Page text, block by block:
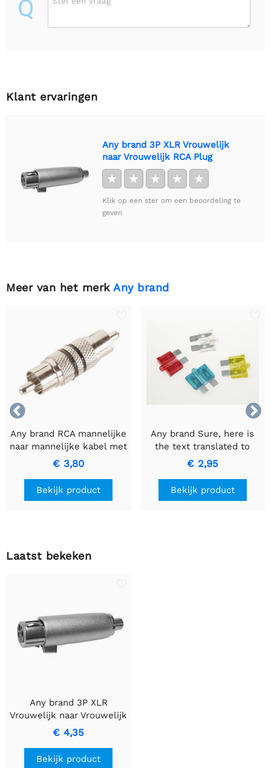
Q
Klant ervaringen
Any brand 3P XLR Vrouwelijk
naar Vrouwelijk RCA Plug
★ ★ ★ ★ ★
Klik op een ster om een beoordeling te
geven
Meer van het merk Any brand


Any brand RCA mannelijke
naar mannelijke kabel met
zwarte ring voor
hoogwaardige
signaaloverdracht
€ 3,80
Bekijk product
Any brand Sure, here is
the text translated to
Dutch while keeping it
informal: AUTOZEKERING
MET CONTROLELAMPJE -
15A Blauwe Zekering.
€ 2,95
Bekijk product
Laatst bekeken
Any brand 3P XLR
Vrouwelijk naar Vrouwelijk
RCA Plug
€ 4,35
Bekijk product